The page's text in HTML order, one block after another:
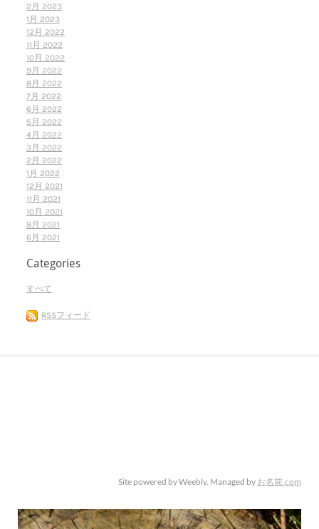
2月 2023
1月 2023
12月 2022
11月 2022
10月 2022
9月 2022
8月 2022
7月 2022
6月 2022
5月 2022
4月 2022
3月 2022
2月 2022
1月 2022
12月 2021
11月 2021
10月 2021
8月 2021
6月 2021
Categories
すべて
RSSフィード
Site powered by Weebly. Managed by お名前.com